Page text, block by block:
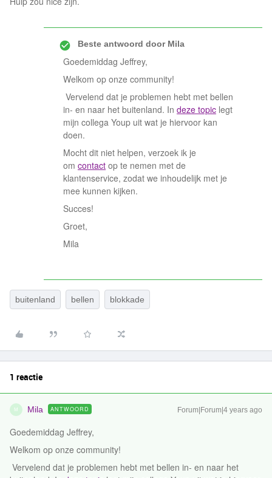
Beste antwoord doorMila
Goedemiddag Jeffrey,
Welkom op onze community!
Vervelend dat je problemen hebt met bellen
in- en naar het buitenland. In deze topic legt
mijn collega Youp uit wat je hiervoor kan
doen.
Mocht dit niet helpen, verzoek ik je
om contact op te nemen met de
klantenservice, zodat we inhoudelijk met je
mee kunnen kijken.
Succes!
Groet,
Mila
buitenland bellen blokkade
1 reactie
M Mila ANTWOORD Forum|Forum|4 years ago
Goedemiddag Jeffrey,
Welkom op onze community!
Vervelend dat je problemen hebt met bellen in- en naar het